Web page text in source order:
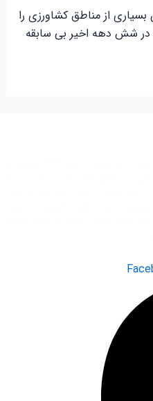
از مناطق کشاورزی را
شش دهه اخیر بی سابقه